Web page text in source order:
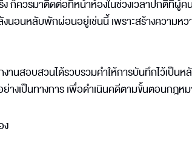
ง ก็ควรมาติดต่อที่หน้าห้องในช่วงเวลาปกติที่ผู้
นอนหลับพักผ่อนอยู่เช่นนี้ เพราะสร้างความหว
านสอบสวนได้รวบรวมคำให้การบันทึกไว้เป็น
างเป็นทางการ เพื่อดำเนินคดีตามขั้นตอนกฎห
ง